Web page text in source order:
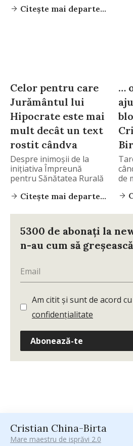
Citește mai departe...
Celor pentru care
Jurământul lui
Hipocrate este mai
mult decât un text
rostit cândva
Despre inimoşii de la
iniţiativa Împreună
pentru Sănătatea Rurală
Citește mai departe...
…
de
5300 de abonați la
n-au cum să
Am citit și sunt de acord cu
confidențialitate
Abonează-te
Cristian China-Birta
Mare maestru de isprăvi 2.0